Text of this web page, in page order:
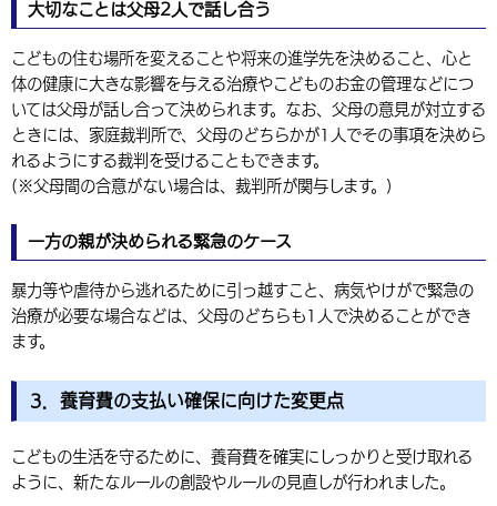
大切なことは父母2人で話し合う
こどもの住む場所を変えることや将来の進学先を決めること、心と
体の健康に大きな影響を与える治療やこどものお金の管理などにつ
いては父母が話し合って決められます。なお、父母の意見が対立する
ときには、家庭裁判所で、父母のどちらかが1人でその事項を決めら
れるようにする裁判を受けることもできます。
(※父母間の合意がない場合は、裁判所が関与します。)
一方の親が決められる緊急のケース
暴力等や虐待から逃れるために引っ越すこと、病気やけがで緊急の
治療が必要な場合などは、父母のどちらも1人で決めることができ
ます。
3．養育費の支払い確保に向けた変更点
こどもの生活を守るために、養育費を確実にしっかりと受け取れる
ように、新たなルールの創設やルールの見直しが行われました。